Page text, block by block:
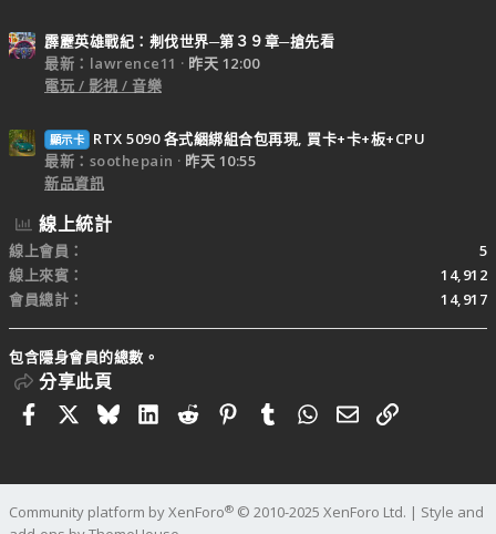
霹靂英雄戰紀：刜伐世界─第３９章─搶先看
最新：lawrence11
昨天 12:00
電玩 / 影視 / 音樂
顯示卡
RTX 5090 各式綑綁組合包再現, 買卡+卡+板+CPU
最新：soothepain
昨天 10:55
新品資訊
線上統計
線上會員
5
線上來賓
14,912
會員總計
14,917
包含隱身會員的總數。
分享此頁
FacebookBlueskyLinkedIn
RedditPinterestTumblrWhatsApp
電子郵件
連結
Community platform by XenForo® © 2010-2025 XenForo Ltd. | Style and